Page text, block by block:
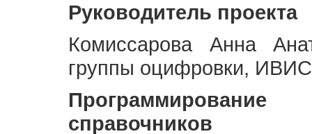
Руководитель проекта
Комиссарова Анна
группы оцифровки, ИВИС
Программирование
справочников